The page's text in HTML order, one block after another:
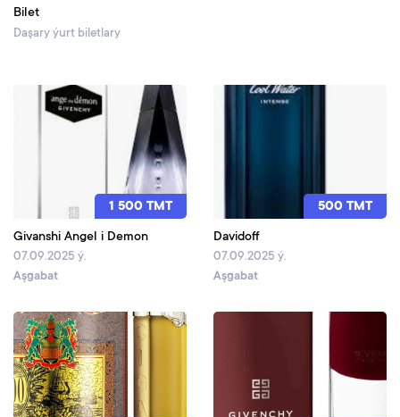
Bilet
Daşary ýurt biletlary
1 500 TMT
Givanshi Angel i Demon
07.09.2025 ý.
Aşgabat
500 TMT
Davidoff
07.09.2025 ý.
Aşgabat